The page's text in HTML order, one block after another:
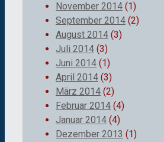
November 2014 (1)
September 2014 (2)
August 2014 (3)
Juli 2014 (3)
Juni 2014 (1)
April 2014 (3)
März 2014 (2)
Februar 2014 (4)
Januar 2014 (4)
Dezember 2013 (1)